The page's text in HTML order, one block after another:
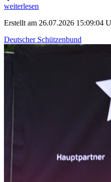
weiterlesen
Erstellt am 26.07.2026 15:09:04
Deutscher Schützenbund